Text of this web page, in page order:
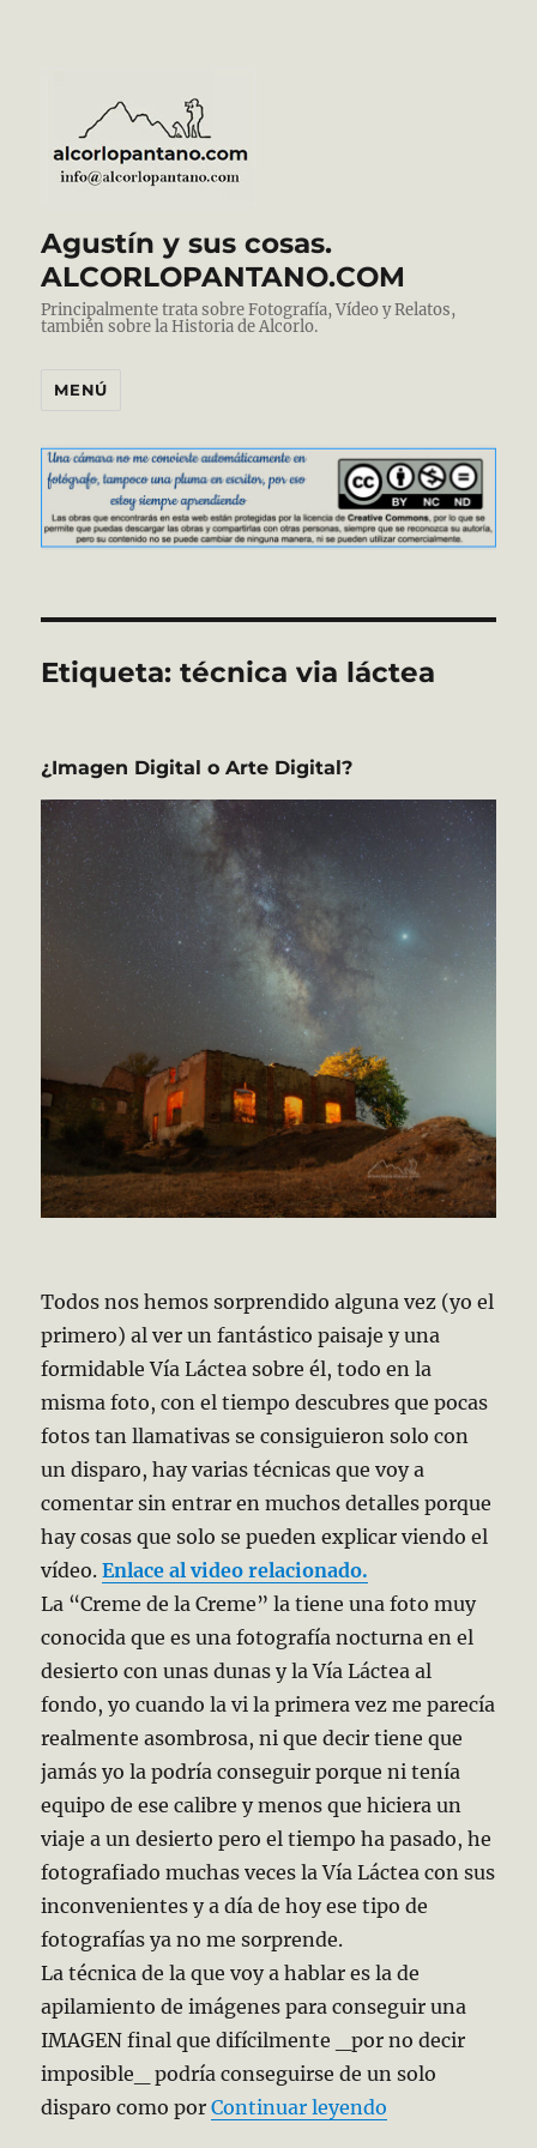
Agustín y sus cosas.
ALCORLOPANTANO.COM
Principalmente trata sobre Fotografía, Vídeo y Relatos,
también sobre la Historia de Alcorlo.
MENÚ
Etiqueta:técnica via láctea
¿Imagen Digital o Arte Digital?
Todos nos hemos sorprendido alguna vez (yo el
primero) al ver un fantástico paisaje y una
formidable Vía Láctea sobre él, todo en la
misma foto, con el tiempo descubres que pocas
fotos tan llamativas se consiguieron solo con
un disparo, hay varias técnicas que voy a
comentar sin entrar en muchos detalles porque
hay cosas que solo se pueden explicar viendo el
vídeo.Enlace al video relacionado.
La “Creme de la Creme” la tiene una foto muy
conocida que es una fotografía nocturna en el
desierto con unas dunas y la Vía Láctea al
fondo, yo cuando la vi la primera vez me parecía
realmente asombrosa, ni que decir tiene que
jamás yo la podría conseguir porque ni tenía
equipo de ese calibre y menos que hiciera un
viaje a un desierto pero el tiempo ha pasado, he
fotografiado muchas veces la Vía Láctea con sus
inconvenientes y a día de hoy ese tipo de
fotografías ya no me sorprende.
La técnica de la que voy a hablar es la de
apilamiento de imágenes para conseguir una
IMAGEN final que difícilmente _por no decir
imposible_ podría conseguirse de un solo
disparo como porContinuar leyendo